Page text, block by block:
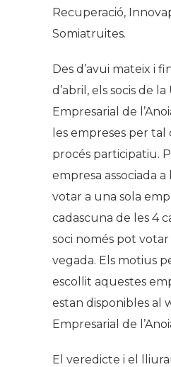
Recuperació,
Somiatruites.
Des d’avui mateix i
d’abril, els socis de la
Empresarial de
les empreses per
procés participatiu.
empresa associada a
votar a una sola
cadascuna de les 4
soci només pot votar
vegada. Els motius
escollit aquestes
estan disponibles al
Empresarial de
El veredicte i el